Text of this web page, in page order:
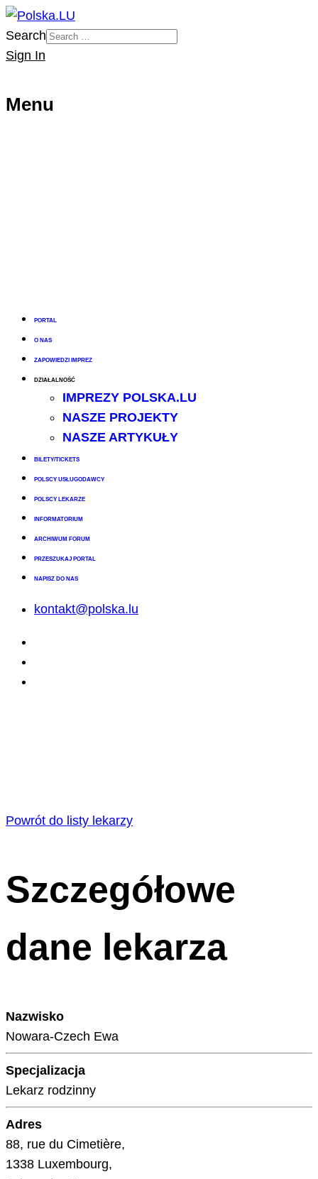
Search
Sign In
Menu
PORTAL
O NAS
ZAPOWIEDZI IMPREZ
DZIAŁALNOŚĆ
IMPREZY POLSKA.LU
NASZE PROJEKTY
NASZE ARTYKUŁY
BILETY/TICKETS
POLSCY USŁUGODAWCY
POLSCY LEKARZE
INFORMATORIUM
ARCHIWUM FORUM
PRZESZUKAJ PORTAL
NAPISZ DO NAS
kontakt@polska.lu
Powrót do listy lekarzy
Szczegółowe
dane lekarza
Nazwisko
Nowara-Czech Ewa
Specjalizacja
Lekarz rodzinny
Adres
88, rue du Cimetière,
1338 Luxembourg,